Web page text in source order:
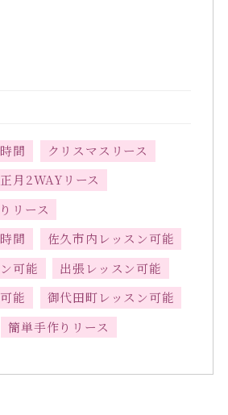
間
クリスマスリース
月2WAYリース
リース
間
佐久市内レッスン可能
可能
出張レッスン可能
能
御代田町レッスン可能
簡単手作りリース